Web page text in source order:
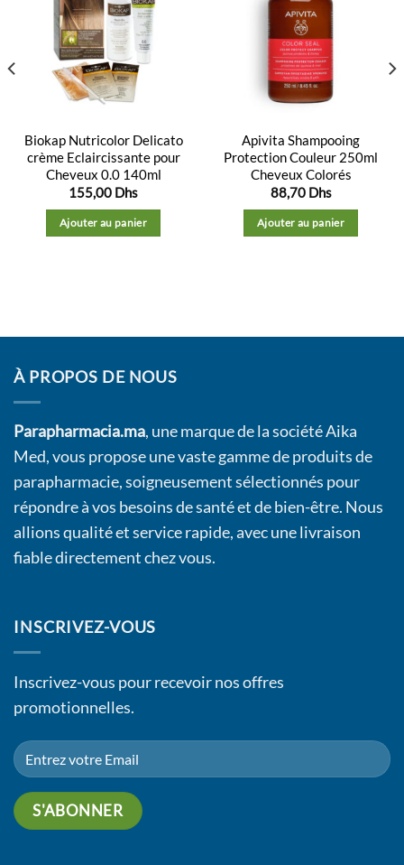
Ajouter
d’envies
Biokap Nutricolor Delicato
crème Eclaircissante pour
Cheveux 0.0 140ml
155,00 Dhs
Ajouter au panier
Apivita Shampooing
Protection Couleur 250ml
Cheveux Colorés
88,70 Dhs
Ajouter au panier
À PROPOS DE NOUS
Parapharmacia.ma, une marque de la société Aika
Med, vous propose une vaste gamme de produits de
parapharmacie, soigneusement sélectionnés pour
répondre à vos besoins de santé et de bien-être. Nous
allions qualité et service rapide, avec une livraison
fiable directement chez vous.
INSCRIVEZ-VOUS
Inscrivez-vous pour recevoir nos offres
promotionnelles.